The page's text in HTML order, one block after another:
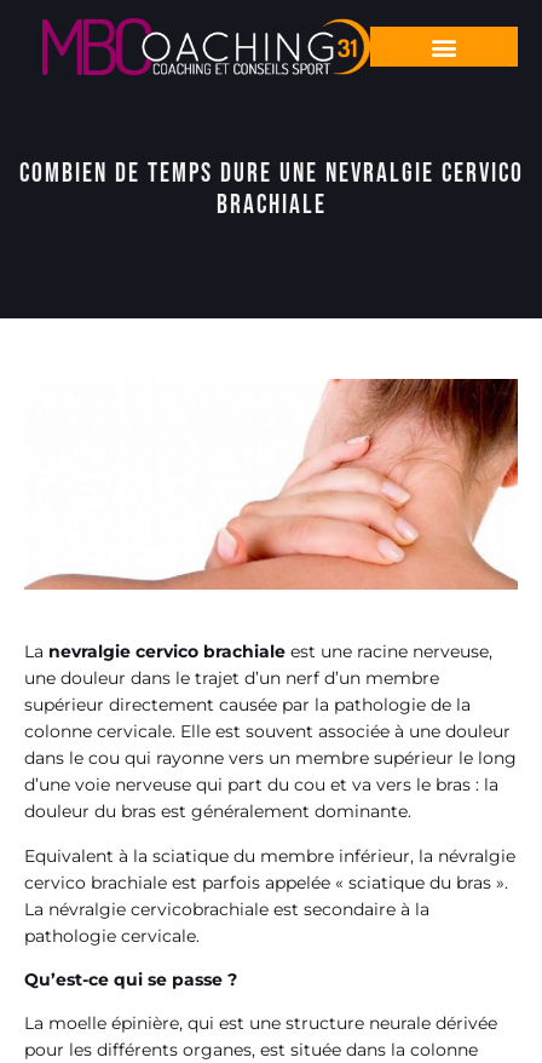
Combien de temps dure une nevralgie cervico
brachiale
La nevralgie cervico brachiale est une racine nerveuse,
une douleur dans le trajet d’un nerf d’un membre
supérieur directement causée par la pathologie de la
colonne cervicale. Elle est souvent associée à une douleur
dans le cou qui rayonne vers un membre supérieur le long
d’une voie nerveuse qui part du cou et va vers le bras : la
douleur du bras est généralement dominante.
Equivalent à la sciatique du membre inférieur, la névralgie
cervico brachiale est parfois appelée « sciatique du bras ».
La névralgie cervicobrachiale est secondaire à la
pathologie cervicale.
Qu’est-ce qui se passe ?
La moelle épinière, qui est une structure neurale dérivée
pour les différents organes, est située dans la colonne